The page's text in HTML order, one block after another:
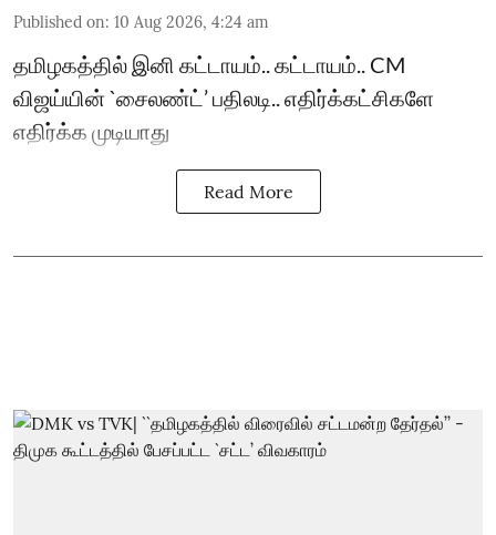
Published on: 10 Aug 2026, 4:24 am
தமிழகத்தில் இனி கட்டாயம்.. கட்டாயம்.. CM
விஜய்யின் `சைலண்ட்’ பதிலடி.. எதிர்க்கட்சிகளே
எதிர்க்க முடியாது
Read More